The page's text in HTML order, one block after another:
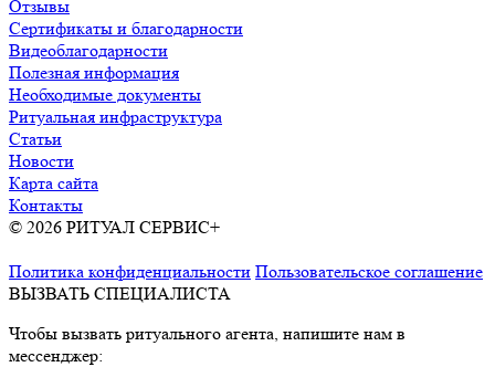
Отзывы
Сертификаты и благодарности
Видеоблагодарности
Полезная информация
Необходимые документы
Ритуальная инфраструктура
Статьи
Новости
Карта сайта
Контакты
© 2026 РИТУАЛ СЕРВИС+
Политика конфиденциальности Пользовательское соглашение
ВЫЗВАТЬ СПЕЦИАЛИСТА
Чтобы вызвать ритуального агента, напишите нам в
мессенджер: